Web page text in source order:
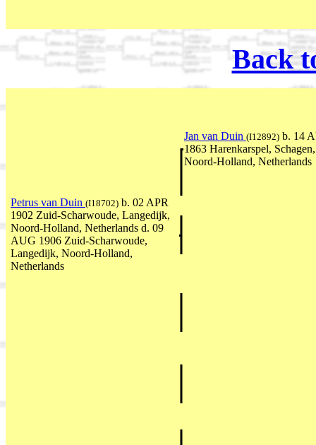
Back
Jan van Duin (I12892) b. 14
1863 Harenkarspel, Schagen,
Noord-Holland, Netherlands
Petrus van Duin (I18702) b. 02 APR
1902 Zuid-Scharwoude, Langedijk,
Noord-Holland, Netherlands d. 09
AUG 1906 Zuid-Scharwoude,
Langedijk, Noord-Holland,
Netherlands